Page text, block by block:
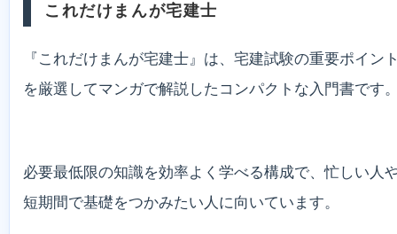
これだけまんが宅建士
『これだけまんが宅建士』は、宅建試験の重要ポイン
を厳選してマンガで解説したコンパクトな入門書です
必要最低限の知識を効率よく学べる構成で、忙しい人
短期間で基礎をつかみたい人に向いています。